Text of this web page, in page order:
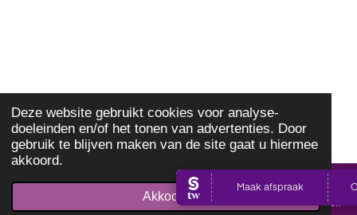
Deze website gebruikt cookies voor analyse-
doeleinden en/of het tonen van advertenties. Door
gebruik te blijven maken van de site gaat u hiermee
akkoord.
Akkoord
Telefoonnummer Facebook